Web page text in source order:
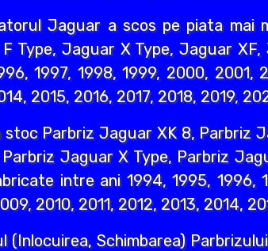
Jaguar a scos pe piata mai
Type, Jaguar X Type, Jaguar
1997, 1998, 1999, 2000,
2015, 2016, 2017, 2018, 2019,
stoc Parbriz Jaguar XK 8, Parbriz
Parbriz Jaguar X Type, Parbriz
intre ani 1994, 1995, 1996,
2010, 2011, 2012, 2013, 2014,
(Inlocuirea, Schimbarea)